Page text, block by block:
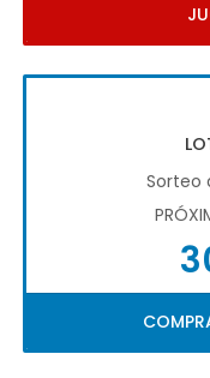
Sorteo